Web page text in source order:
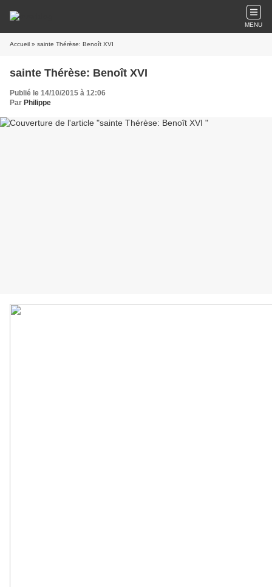
MENU
Accueil » sainte Thérèse: Benoît XVI
sainte Thérèse: Benoît XVI
Publié le 14/10/2015 à 12:06
Par Philippe